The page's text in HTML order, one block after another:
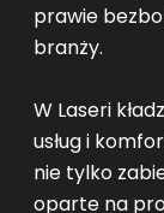
prawie
branży.
W Laseri
usług i
nie tylko
oparte na